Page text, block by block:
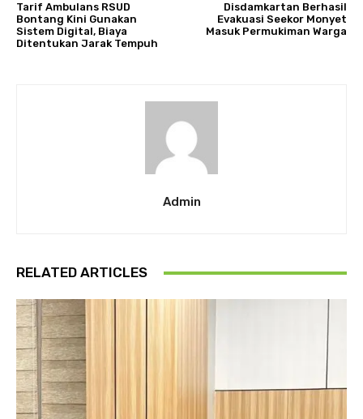
Tarif Ambulans RSUD
Bontang Kini Gunakan
Sistem Digital, Biaya
Ditentukan Jarak Tempuh
Disdamkartan Berhasil
Evakuasi Seekor Monyet
Masuk Permukiman Warga
Admin
RELATED ARTICLES